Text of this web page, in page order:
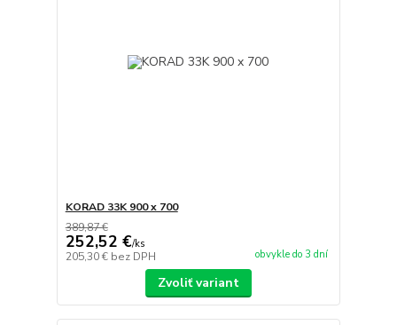
KORAD 33K 900 x 700
389,87 €
252,52 €/ks
205,30 € bez DPH obvykle do 3 dní
Zvoliť variant